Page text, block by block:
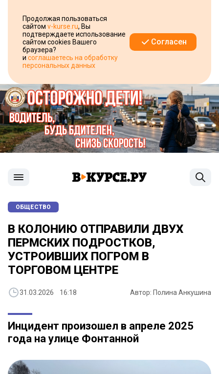
Продолжая пользоваться
сайтом v-kurse.ru, Вы
подтверждаете использование
сайтом cookies Вашего
браузера?
и соглашаетесь на обработку
персональных данных
Согласен
ОБЩЕСТВО
В КОЛОНИЮ ОТПРАВИЛИ ДВУХ
ПЕРМСКИХ ПОДРОСТКОВ,
УСТРОИВШИХ ПОГРОМ В
ТОРГОВОМ ЦЕНТРЕ
31.03.2026 16:18 Автор: Полина Анкушина
Инцидент произошел в апреле 2025
года на улице Фонтанной